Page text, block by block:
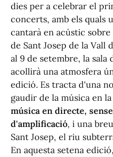
dies per a celebrar el
concerts, amb els quals
cantarà en acústic
de Sant Josep de la Vall
al 9 de setembre, la sala
acollirà una atmosfera
edició. Es tracta d'una
gaudir de la música en
música en directe,
d'amplificació, i una
Sant Josep, el riu
En aquesta setena